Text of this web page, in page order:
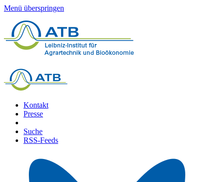
Menü überspringen
Kontakt
Presse
Suche
RSS-Feeds